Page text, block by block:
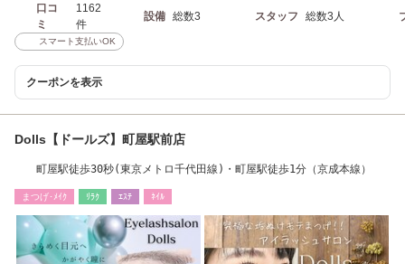
口コ
ミ
1162
件
設備 総数3 スタッフ 総数3人
スマート支払いOK
クーポンを表示
Dolls【ドールズ】町屋駅前店
町屋駅徒歩30秒(東京メトロ千代田線)・町屋駅徒歩1分（京成本線）
まつげ･ﾒｲｸ ﾘﾗｸ ｴｽﾃ ﾈｲﾙ